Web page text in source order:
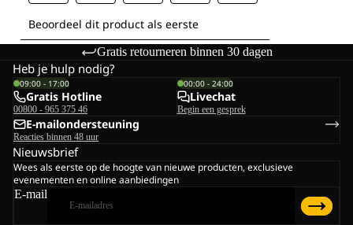
Gratis retourneren binnen 30 dagen
Heb je hulp nodig?
09:00 - 17:00
Gratis Hotline
00800 - 965 375 46
00:00 - 24:00
Livechat
Begin een gesprek
E-mailondersteuning
Reacties binnen 48 uur
Nieuwsbrief
Wees als eerste op de hoogte van nieuwe producten, exclusieve
evenementen en online aanbiedingen
E-mail